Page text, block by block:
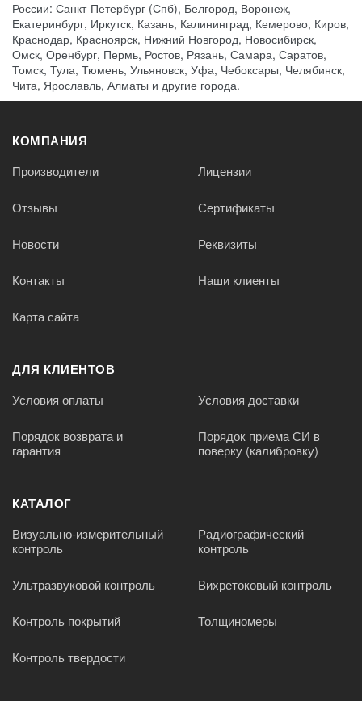
России: Санкт-Петербург (Спб), Белгород, Воронеж,
Екатеринбург, Иркутск, Казань, Калининград, Кемерово, Киров,
Краснодар, Красноярск, Нижний Новгород, Новосибирск,
Омск, Оренбург, Пермь, Ростов, Рязань, Самара, Саратов,
Томск, Тула, Тюмень, Ульяновск, Уфа, Чебоксары, Челябинск,
Чита, Ярославль, Алматы и другие города.
КОМПАНИЯ
Производители Лицензии
Отзывы Сертификаты
Новости Реквизиты
Контакты Наши клиенты
Карта сайта
ДЛЯ КЛИЕНТОВ
Условия оплаты Условия доставки
Порядок возврата и
гарантия
Порядок приема СИ в
поверку (калибровку)
КАТАЛОГ
Визуально-измерительный
контроль
Радиографический
контроль
Ультразвуковой контроль Вихретоковый контроль
Контроль покрытий Толщиномеры
Контроль твердости